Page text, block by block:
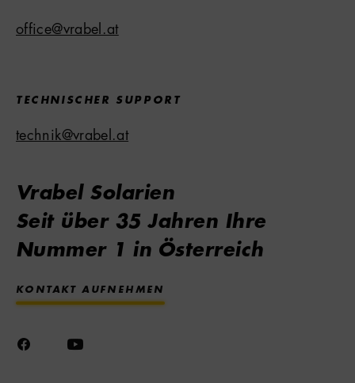
office@vrabel.at
TECHNISCHER SUPPORT
technik@vrabel.at
Vrabel Solarien
Seit über 35 Jahren Ihre
Nummer 1 in Österreich
KONTAKT AUFNEHMEN